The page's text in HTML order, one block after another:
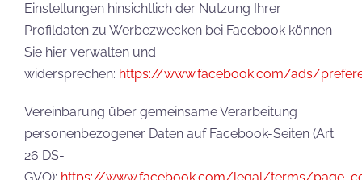
Einstellungen hinsichtlich der Nutzung Ihrer
Profildaten zu Werbezwecken bei Facebook können
Sie hier verwalten und
widersprechen: https://www.facebook.com/ads/
Vereinbarung über gemeinsame Verarbeitung
personenbezogener Daten auf Facebook-Seiten (Art.
26 DS-